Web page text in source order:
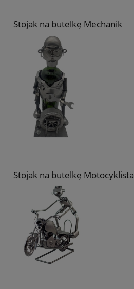
Stojak na butelkę Mechanik
Stojak na butelkę Motocyklista